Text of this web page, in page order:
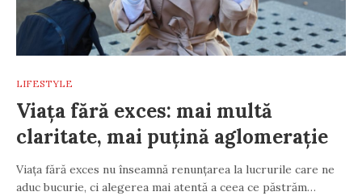
LIFESTYLE
Viața fără exces: mai multă
claritate, mai puțină aglomerație
Viața fără exces nu înseamnă renunțarea la lucrurile care ne
aduc bucurie, ci alegerea mai atentă a ceea ce păstrăm…